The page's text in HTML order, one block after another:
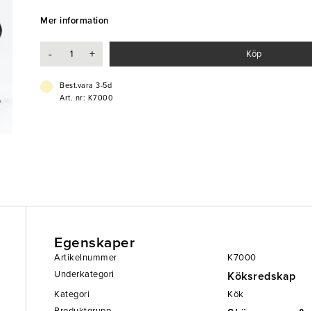
grönsakerna.
-Svarva
-Smidigt
Mer information
- + Köp
Best.vara 3-5d
Art. nr: K7000
Egenskaper
Artikelnummer
K7000
Underkategori
Köksredskap
Kategori
Kök